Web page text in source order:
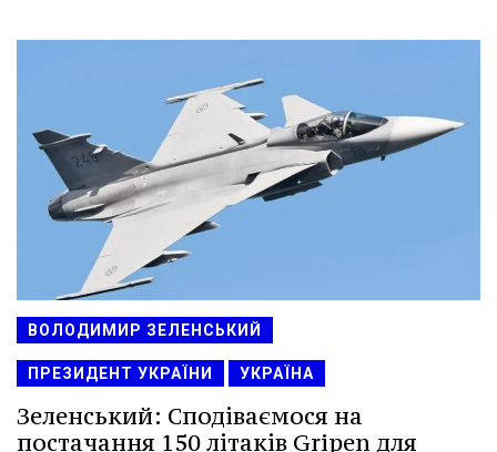
ВОЛОДИМИР ЗЕЛЕНСЬКИЙ
ПРЕЗИДЕНТ УКРАЇНИ УКРАЇНА
Зеленський: Сподіваємося на
постачання 150 літаків Gripen для